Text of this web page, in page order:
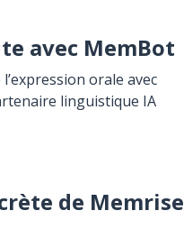
avec MemBot
orale avec
linguistique IA
de Memrise